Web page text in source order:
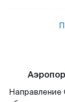
Направление